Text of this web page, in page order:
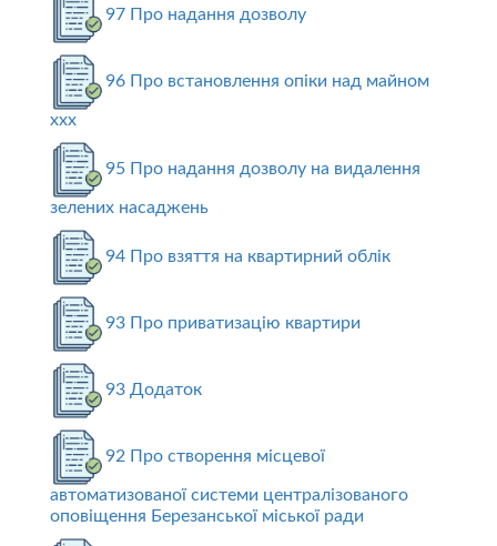
97 Про надання дозволу
96 Про встановлення опіки над майном
ххх
95 Про надання дозволу на видалення
зелених насаджень
94 Про взяття на квартирний облік
93 Про приватизацію квартири
93 Додаток
92 Про створення місцевої
автоматизованої системи централізованого
оповіщення Березанської міської ради